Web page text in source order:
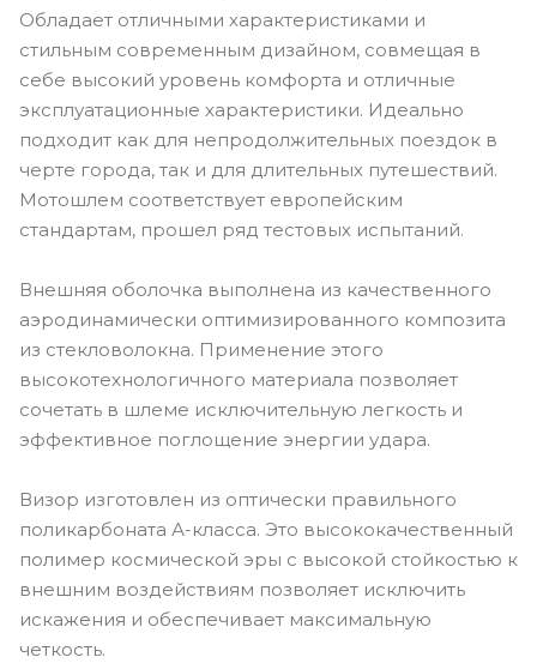
Обладает отличными характеристиками и
стильным современным дизайном, совмещая в
себе высокий уровень комфорта и отличные
эксплуатационные характеристики. Идеально
подходит как для непродолжительных поездок в
черте города, так и для длительных путешествий.
Мотошлем соответствует европейским
стандартам, прошел ряд тестовых испытаний.
Внешняя оболочка выполнена из качественного
аэродинамически оптимизированного композита
из стекловолокна. Применение этого
высокотехнологичного материала позволяет
сочетать в шлеме исключительную легкость и
эффективное поглощение энергии удара.
Визор изготовлен из оптически правильного
поликарбоната А-класса. Это высококачественный
полимер космической эры с высокой стойкостью к
внешним воздействиям позволяет исключить
искажения и обеспечивает максимальную
четкость.